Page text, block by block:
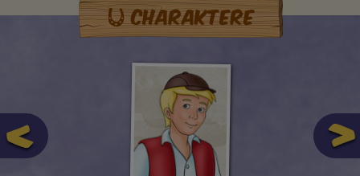
Charaktere